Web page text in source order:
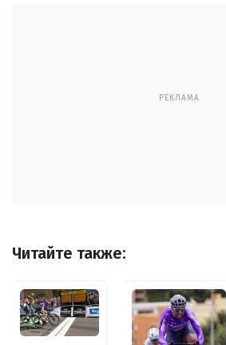
РЕКЛАМА
Читайте также: